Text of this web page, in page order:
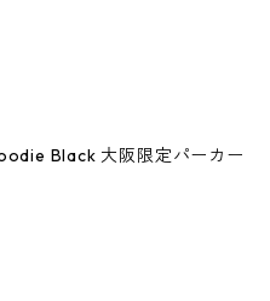
Black 大阪限定パーカー